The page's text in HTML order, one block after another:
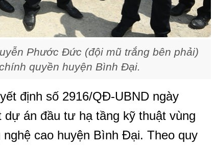
Phước Đức (đội mũ trắng bên phải)
quyền huyện Bình Đại.
định số 2916/QĐ-UBND ngày
dự án đầu tư hạ tầng kỹ thuật vùng
cao huyện Bình Đại. Theo quy